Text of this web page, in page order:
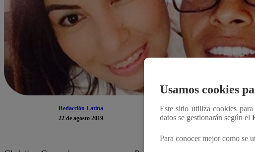
Redacción Latina
22 de agosto 2019
Usamos cookies
Este sitio utiliza cookies
datos se gestionarán según el
Para conocer mejor como se